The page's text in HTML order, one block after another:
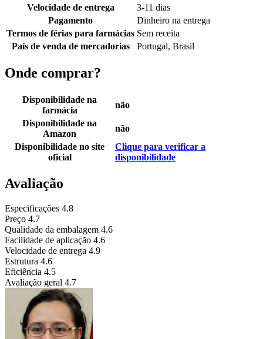
Velocidade de entrega
3-11 dias
Pagamento
Dinheiro na entrega
Termos de férias para farmácias Sem receita
País de venda de mercadorias
Portugal, Brasil
Onde comprar?
Disponibilidade na
farmácia
não
Disponibilidade na
Amazon
não
Disponibilidade no site
oficial
Clique para verificar a
disponibilidade
Avaliação
Especificações 4.8
Preço 4.7
Qualidade da embalagem 4.6
Facilidade de aplicação 4.6
Velocidade de entrega 4.9
Estrutura 4.6
Eficiência 4.5
Avaliação geral 4.7